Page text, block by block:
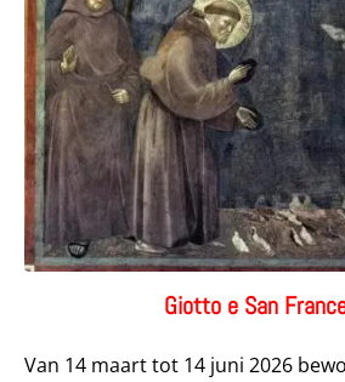
Giotto e San
Van 14 maart tot 14 juni 2026